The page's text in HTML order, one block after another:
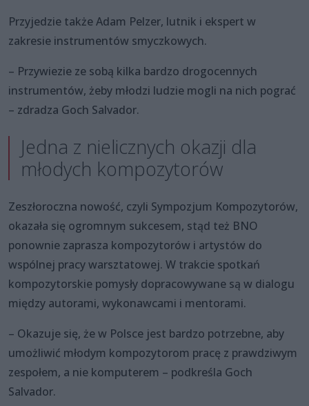
Przyjedzie także Adam Pelzer, lutnik i ekspert w
zakresie instrumentów smyczkowych.
– Przywiezie ze sobą kilka bardzo drogocennych
instrumentów, żeby młodzi ludzie mogli na nich pograć
– zdradza Goch Salvador.
Jedna z nielicznych okazji dla
młodych kompozytorów
Zeszłoroczna nowość, czyli Sympozjum Kompozytorów,
okazała się ogromnym sukcesem, stąd też BNO
ponownie zaprasza kompozytorów i artystów do
wspólnej pracy warsztatowej. W trakcie spotkań
kompozytorskie pomysły dopracowywane są w dialogu
między autorami, wykonawcami i mentorami.
– Okazuje się, że w Polsce jest bardzo potrzebne, aby
umożliwić młodym kompozytorom pracę z prawdziwym
zespołem, a nie komputerem – podkreśla Goch
Salvador.